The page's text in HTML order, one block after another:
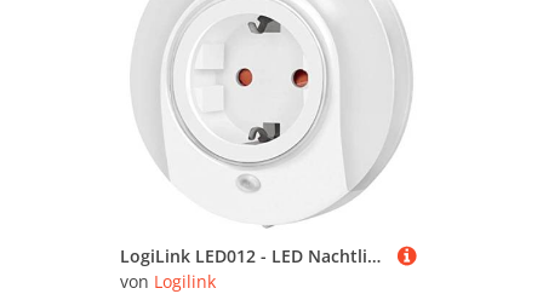
LogiLink LED012 - LED Nachtlicht/Beleuchtung mit Dämmerungssensor ohne Steckdosenverlust
von Logilink